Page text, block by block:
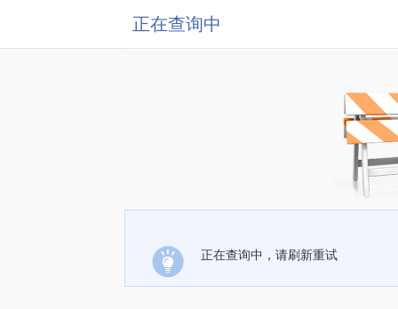
正在查询中
正在查询中，请刷新重试